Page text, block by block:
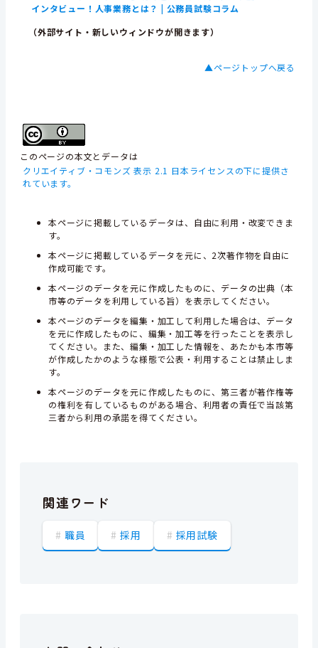
インタビュー！人事業務とは？ | 公務員試験コラム
（外部サイト・新しいウィンドウが開きます）
▲ページトップへ戻る
このページの本文とデータは
クリエイティブ・コモンズ 表示 2.1 日本ライセンスの下に提供さ
れています。
本ページに掲載しているデータは、自由に利用・改変できま
す。
本ページに掲載しているデータを元に、2次著作物を自由に
作成可能です。
本ページのデータを元に作成したものに、データの出典（本
市等のデータを利用している旨）を表示してください。
本ページのデータを編集・加工して利用した場合は、データ
を元に作成したものに、編集・加工等を行ったことを表示し
てください。また、編集・加工した情報を、あたかも本市等
が作成したかのような様態で公表・利用することは禁止しま
す。
本ページのデータを元に作成したものに、第三者が著作権等
の権利を有しているものがある場合、利用者の責任で当該第
三者から利用の承諾を得てください。
関連ワード
職員 採用 採用試験